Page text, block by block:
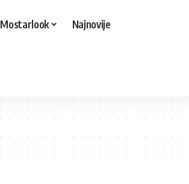
Mostarlook Najnovije